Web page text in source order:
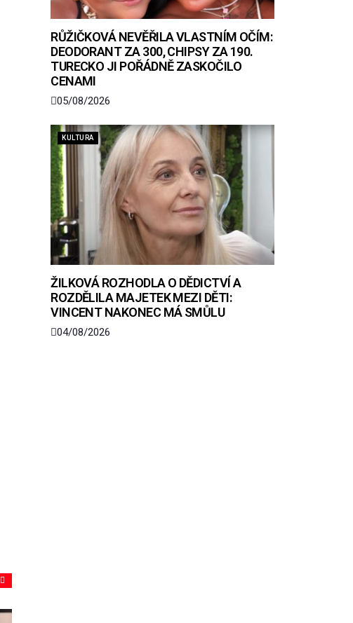
RŮŽIČKOVÁ NEVĚŘILA VLASTNÍM OČÍM:
DEODORANT ZA 300, CHIPSY ZA 190.
TURECKO JI POŘÁDNĚ ZASKOČILO
CENAMI
05/08/2026
KULTURA
ŽILKOVÁ ROZHODLA O DĚDICTVÍ A
ROZDĚLILA MAJETEK MEZI DĚTI:
VINCENT NAKONEC MÁ SMŮLU
04/08/2026